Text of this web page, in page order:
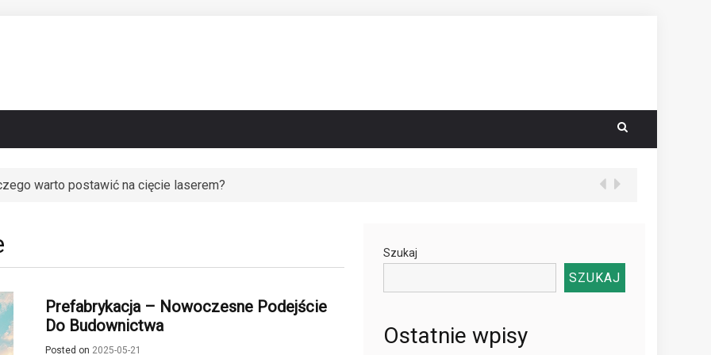
warto postawić na cięcie laserem?
zmienia architekturę miast
Prefabrykacja – Nowoczesne Podejście
Do Budownictwa
Posted on 2025-05-21
Szukaj
SZUKAJ
Ostatnie wpisy